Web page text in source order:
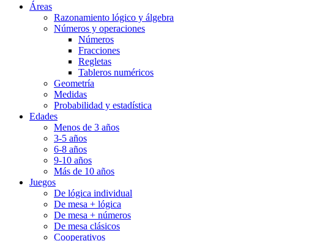
Áreas
Razonamiento lógico y álgebra
Números y operaciones
Números
Fracciones
Regletas
Tableros numéricos
Geometría
Medidas
Probabilidad y estadística
Edades
Menos de 3 años
3-5 años
6-8 años
9-10 años
Más de 10 años
Juegos
De lógica individual
De mesa + lógica
De mesa + números
De mesa clásicos
Cooperativos